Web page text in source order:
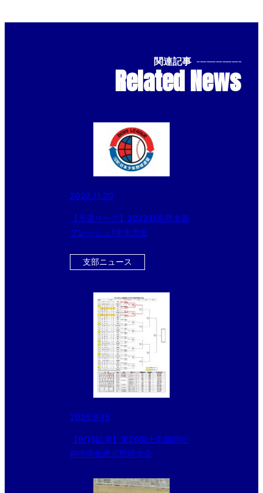
関連記事 --------------
Related News
2022.11.20
【予選リーグ】2022群馬県支部
フレッシュ1年生大会
支部ニュース
2025.9.15
【9/15結果】第29回上毛新聞社
杯中学生硬式野球大会